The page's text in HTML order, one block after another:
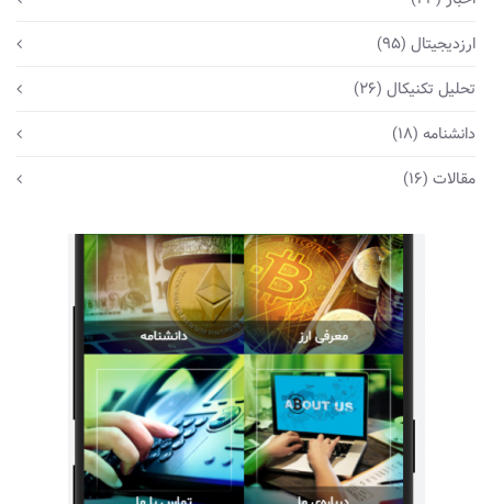
ارزدیجیتال (95)
تحلیل تکنیکال (26)
دانشنامه (18)
مقالات (16)